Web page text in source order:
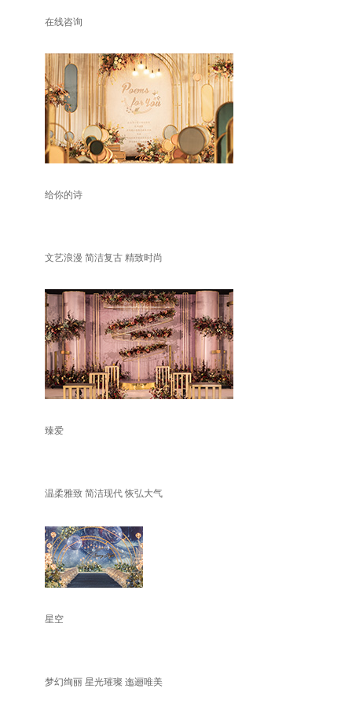
在线咨询
给你的诗
文艺浪漫 简洁复古 精致时尚
臻爱
温柔雅致 简洁现代 恢弘大气
星空
梦幻绚丽 星光璀璨 迤逦唯美